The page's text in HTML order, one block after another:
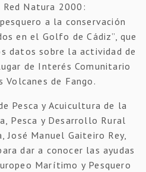
Natura 2000:
a la conservación
en el Golfo de Cádiz”, que
datos sobre la actividad de
de Interés Comunitario
Volcanes de Fango.
Pesca y Acuicultura de la
Pesca y Desarrollo Rural
José Manuel Gaiteiro Rey,
dar a conocer las ayudas
Marítimo y Pesquero